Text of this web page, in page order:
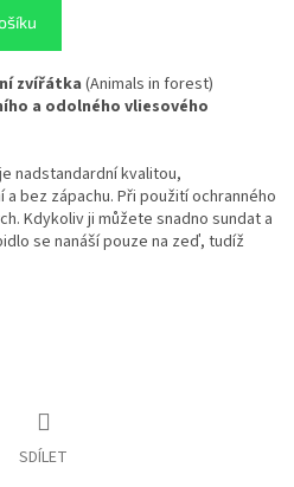
zvířátka (Animals in forest)
a odolného vliesového
nadstandardní kvalitou,
bez zápachu. Při použití ochranného
Kdykoliv ji můžete snadno sundat a
se nanáší pouze na zeď, tudíž
SDÍLET